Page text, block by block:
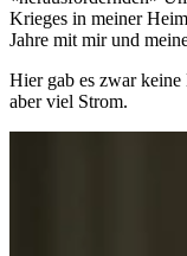
Krieges in meiner
Jahre mit mir und
Hier gab es zwar
aber viel Strom.